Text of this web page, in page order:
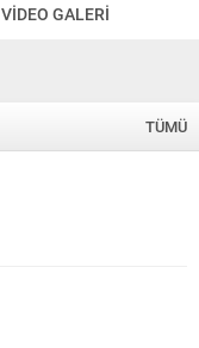
VIDEO GALERI
TÜMÜ